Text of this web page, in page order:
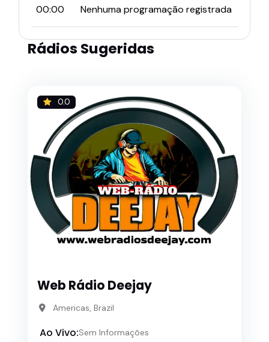
00:00 Nenhuma programação registrada
Rádios Sugeridas
0.0
Web Rádio Deejay
Americas, Brazil
Ao Vivo:Sem Informações